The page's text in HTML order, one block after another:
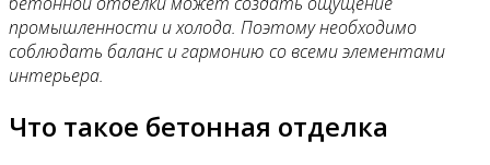
промышленности и холода. Поэтому необходимо
соблюдать баланс и гармонию со всеми элементами
интерьера.
Что такое бетонная отделка